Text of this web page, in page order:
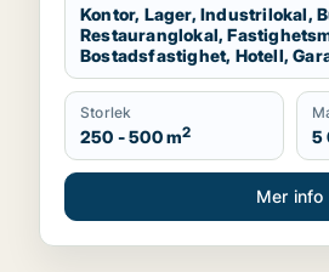
Kontor, Lager, Industrilokal,
Restauranglokal,
Bostadsfastighet, Hotell,
Storlek
250 - 500 m2 5
Mer info